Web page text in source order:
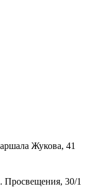
Жукова, 41
Просвещения, 30/1